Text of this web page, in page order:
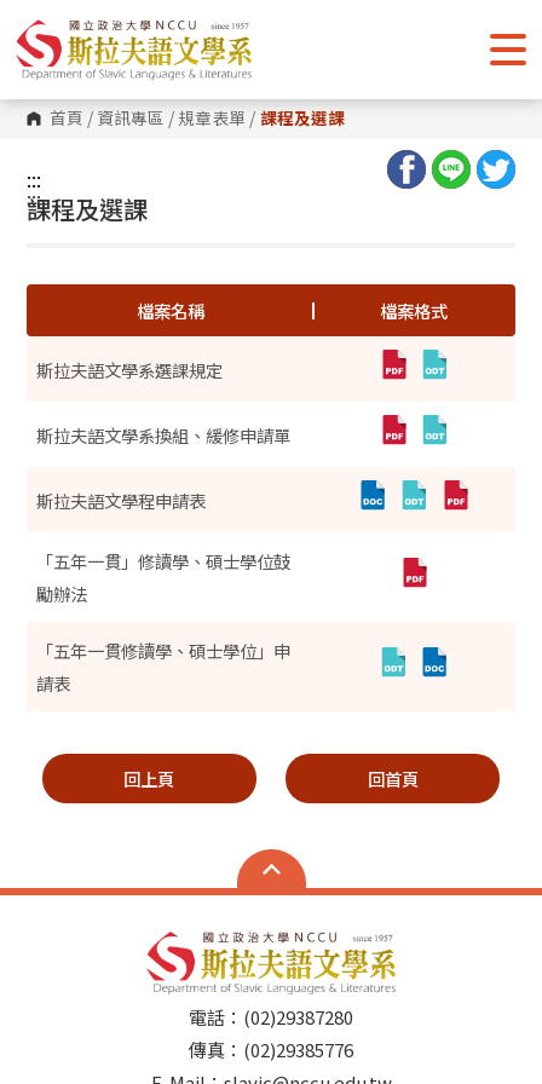
到
主
要
內
容
區 首頁 / 資訊專區 /規章表單 / 課程及選課
:::
:::
課程及選課
檔案名稱 檔案格式
斯拉夫語文學系選課規定
斯拉夫語文學系換組、緩修申請單
斯拉夫語文學程申請表
「五年一貫」修讀學、碩士學位鼓
勵辦法
「五年一貫修讀學、碩士學位」申
請表
回上頁 回首頁
電話：(02)29387280
傳真：(02)29385776